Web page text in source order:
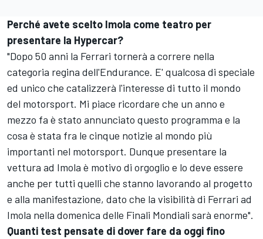
Perché avete scelto Imola come teatro per
presentare la Hypercar?
"Dopo 50 anni la Ferrari tornerà a correre nella
categoria regina dell'Endurance. E' qualcosa di speciale
ed unico che catalizzerà l'interesse di tutto il mondo
del motorsport. Mi piace ricordare che un anno e
mezzo fa è stato annunciato questo programma e la
cosa è stata fra le cinque notizie al mondo più
importanti nel motorsport. Dunque presentare la
vettura ad Imola è motivo di orgoglio e lo deve essere
anche per tutti quelli che stanno lavorando al progetto
e alla manifestazione, dato che la visibilità di Ferrari ad
Imola nella domenica delle Finali Mondiali sarà enorme".
Quanti test pensate di dover fare da oggi fino